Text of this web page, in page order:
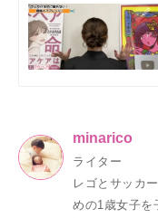
minarico
ライター
レゴとサッカ
めの1歳女子を